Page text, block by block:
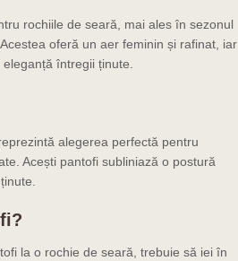
rochiile de seară, mai ales în sezonul
oferă un aer feminin și rafinat, iar
întregii ținute.
alegerea perfectă pentru
Acești pantofi subliniază o postură
la o rochie de seară, trebuie să iei în